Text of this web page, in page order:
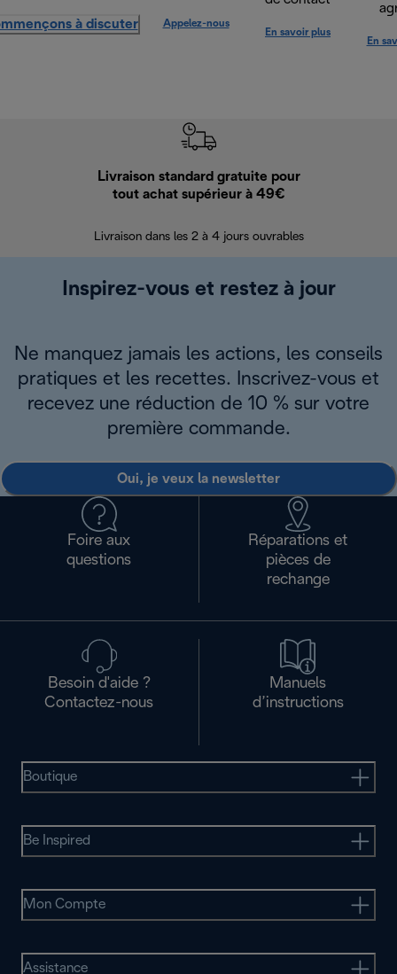
à discuter Appelez-nous
En savoir plus
En
Livraison standard gratuite pour
tout achat supérieur à 49€
Livraison dans les 2 à 4 jours ouvrables
Inspirez-vous et restez à jour
Ne manquez jamais les actions, les conseils
pratiques et les recettes. Inscrivez-vous et
recevez une réduction de 10 % sur votre
première commande.
Oui, je veux la newsletter
Foire aux
questions
Réparations et
pièces de
rechange
Besoin d'aide ?
Contactez-nous
Manuels
d’instructions
Boutique
Be Inspired
Mon Compte
Assistance